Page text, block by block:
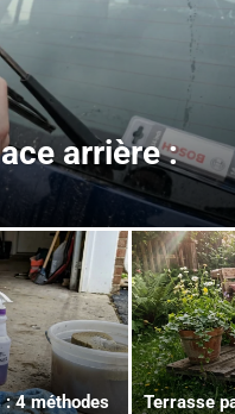
arrière :
4 méthodes Terrasse